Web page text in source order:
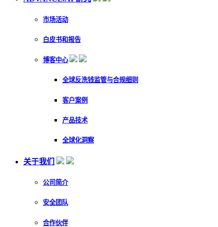
市场活动
白皮书和报告
博客中心
全球反洗钱监管与合规细则
客户案例
产品技术
全球化洞察
关于我们
公司简介
安全团队
合作伙伴